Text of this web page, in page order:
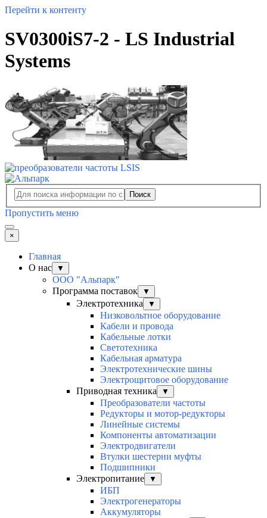
Перейти к контенту
SV0300iS7-2 - LS Industrial
Systems
Поиск
Пропустить меню
×
Главная
О нас
▼
ООО "Альпарк"
Программа поставок
▼
Электротехника ▼
Низковольтное оборудование
Кабели и провода
Кабельные лотки
Светотехника
Кабельная арматура
Электротехнические шины
Электрощитовое оборудование
Приводная техника
▼
Преобразователи частоты
Редукторы и мотор-редукторы
Линейные системы
Компоненты автоматизации
Электродвигатели
Втулки шестерни муфты
Подшипники
Электропитание
▼
ИБП
Электрогенераторы
Аккумуляторы